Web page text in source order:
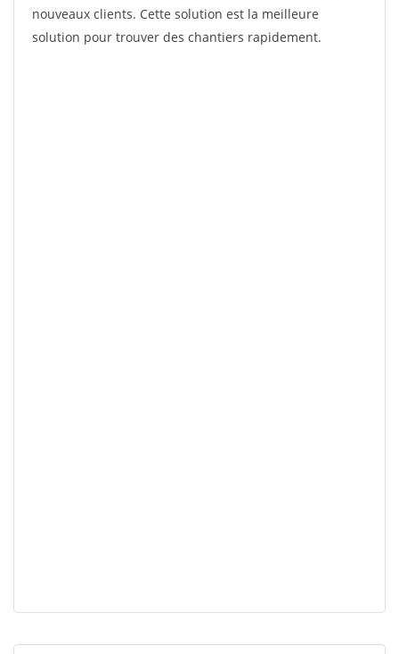
nouveaux clients. Cette solution est la meilleure
solution pour trouver des chantiers rapidement.